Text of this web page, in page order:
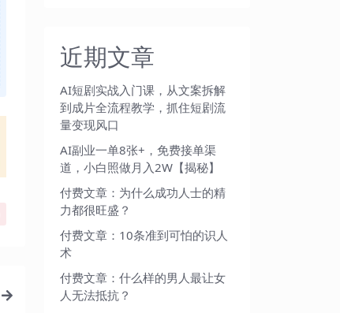
近期文章
AI短剧实战入门课，从文案拆解
到成片全流程教学，抓住短剧流
量变现风口
AI副业一单8张+，免费接单渠
道，小白照做月入2W【揭秘】
付费文章：为什么成功人士的精
力都很旺盛？
付费文章：10条准到可怕的识人
术
付费文章：什么样的男人最让女
人无法抵抗？